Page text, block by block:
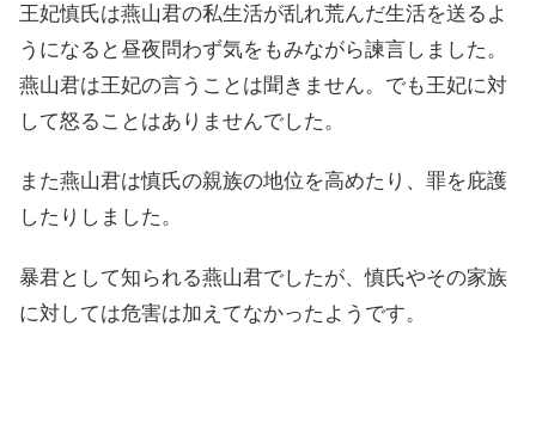
王妃慎氏は燕山君の私生活が乱れ荒んだ生活を送るよ
うになると昼夜問わず気をもみながら諫言しました。
燕山君は王妃の言うことは聞きません。でも王妃に対
して怒ることはありませんでした。
また燕山君は慎氏の親族の地位を高めたり、罪を庇護
したりしました。
暴君として知られる燕山君でしたが、慎氏やその家族
に対しては危害は加えてなかったようです。